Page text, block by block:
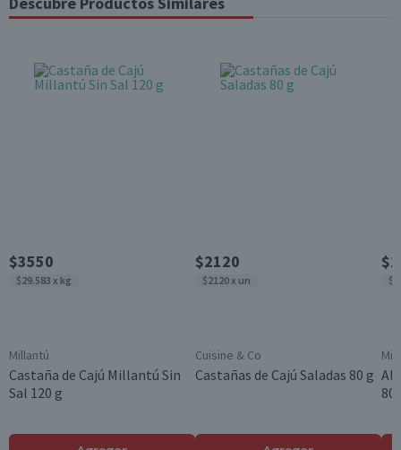
$3550
$29.583 x kg
Millantú
Castaña de Cajú Millantú Sin
Sal 120 g
$2120
$2120 x un
Cuisine & Co
Castañas de Cajú Saladas 80 g
80